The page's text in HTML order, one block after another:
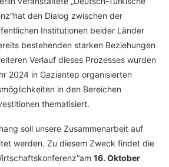
den Dialog zwischen der
Institutionen beider Länder
bestehenden starken Beziehungen
Verlauf dieses Prozesses wurden
2024 in Gaziantep organisierten
in den Bereichen
thematisiert.
soll unsere Zusammenarbeit auf
werden. Zu diesem Zweck findet die
16. Oktober